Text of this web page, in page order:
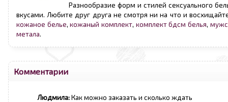
Разнообразие форм и стилей сексуального
вкусами. Любите друг друга не смотря ни на что и
кожаное белье,кожаный комплект, комплект бдсм белья,
метала.
Комментарии
Людмила:Как можно заказать и сколько ждать